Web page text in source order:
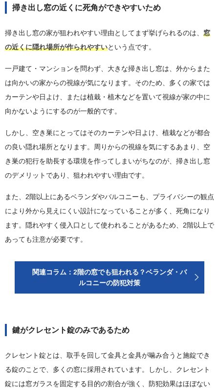
掃き出し窓の近くに死角ができやすいため
掃き出し窓の家が狙われやすい理由としてまず挙げられるのは、 窓
の近くに隠れ場所が作られやすいという点です。
一戸建て・マンションを問わず、大きな掃き出し窓は、外からまた
は向かいの家からの視線が気になります。そのため、多くの家では
カーテンや日よけ、または植栽・植木などを置いて視線が家の中に
向かないようにするのが一般的です。
しかし、空き巣にとってはそのカーテンや日よけ、植栽などが都合
の良い隠れ場所となります。周りからの視線を気にするあまり、空
き巣の犯行を助長する環境を作ってしまいがちなのが、掃き出し窓
のデメリットであり、狙われやすい理由です。
また、2階以上にあるベランダやバルコニーも、プライバシーの観点
により外から見えにくい設計になっていることが多く、死角になり
ます。隠れやすく侵入口として使われることがあるため、2階以上で
あっても注意が必要です。
関連コラム：2階の窓でも狙われる？ベランダ・バ
ルコニーの防犯対策
鍵がクレセント錠のみであるため
クレセント錠とは、取手を回して金具と金具が噛み合うと施錠でき
る錠のことで、多くの窓に採用されています。しかし、クレセント
錠には窓ガラスを固定する目的の割合が強く、防犯効果はほぼない